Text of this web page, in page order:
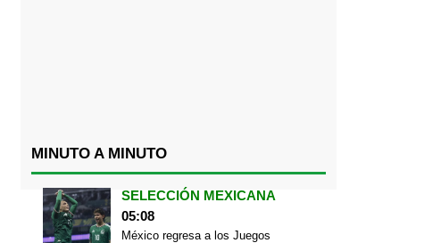
MINUTO A MINUTO
SELECCIÓN MEXICANA
05:08
México regresa a los Juegos